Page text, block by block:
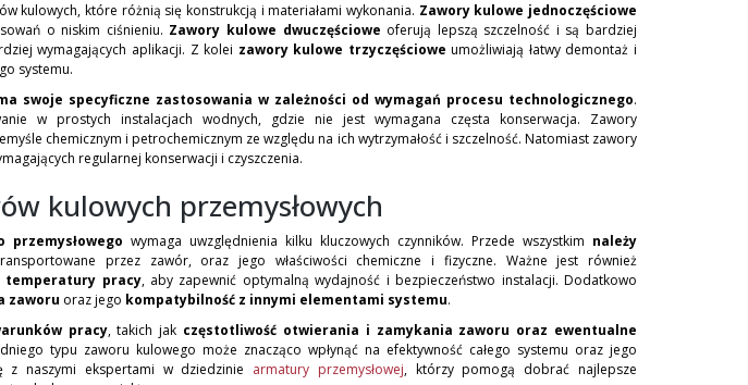
kulowych, które różnią się konstrukcją i materiałami wykonania. Zawory kulowe jednoczęściowe
o niskim ciśnieniu. Zawory kulowe dwuczęściowe oferują lepszą szczelność i są bardziej
wymagających aplikacji. Z kolei zawory kulowe trzyczęściowe umożliwiają łatwy demontaż i
systemu.
swoje specyficzne zastosowania w zależności od wymagań procesu technologicznego.
w prostych instalacjach wodnych, gdzie nie jest wymagana częsta konserwacja. Zawory
chemicznym i petrochemicznym ze względu na ich wytrzymałość i szczelność. Natomiast zawory
regularnej konserwacji i czyszczenia.
kulowych przemysłowych
wymaga uwzględnienia kilku kluczowych czynników. Przede wszystkim należy
przez zawór, oraz jego właściwości chemiczne i fizyczne. Ważne jest również
temperatury pracy, aby zapewnić optymalną wydajność i bezpieczeństwo instalacji. Dodatkowo
zaworu oraz jego kompatybilność z innymi elementami systemu.
pracy, takich jak częstotliwość otwierania i zamykania zaworu oraz ewentualne
typu zaworu kulowego może znacząco wpłynąć na efektywność całego systemu oraz jego
z naszymi ekspertami w dziedzinie armatury przemysłowej, którzy pomogą dobrać najlepsze